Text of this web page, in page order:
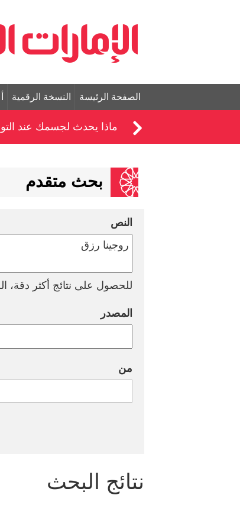
الصفحة الرئيسة النسخة الرقمية
ماذا يحدث لجسمك عند
بحث متقدم
النص
للحصول على نتائج أكثر دقة،
المصدر
من
نتائج البحث